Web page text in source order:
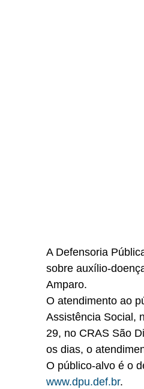
A Defensoria
sobre auxílio-
Amparo.
O atendimento ao
Assistência Social,
29, no CRAS São
os dias, o
O público-alvo é o
www.dpu.def.br.